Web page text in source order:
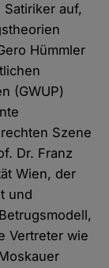
auf,
Hümmler
(GWUP)
Szene
Dr. Franz
Wien, der
und
Vertreter wie